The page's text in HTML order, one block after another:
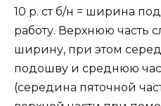
10 р. ст б/н = ширина
работу. Верхнюю часть
ширину, при этом
подошву и среднюю
(середина пяточной